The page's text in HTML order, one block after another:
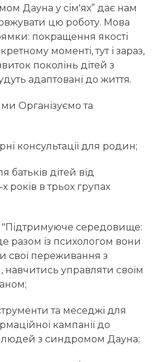
Дауна у сім'ях” дає нам
цю роботу. Мова
покращення якості
моменті, тут і зараз,
поколінь дітей з
адаптовані до життя.
Організуємо та
консультації для родин;
батьків дітей від
років в трьох групах
"Підтримуюче середовище:
разом із психологом вони
свої переживання з
управляти своїм
та меседжі для
кампанії до
людей з синдромом Дауна;